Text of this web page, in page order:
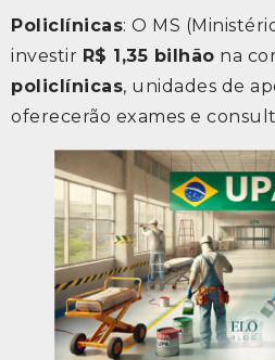
Policlínicas: O MS
investir R$ 1,35 bilhão na
policlínicas, unidades de
oferecerão exames e